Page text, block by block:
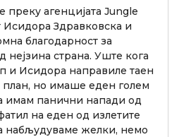
агенцијата Jungle
Исидора Здравковска и
благодарност за
нејзина страна. Уште кога
и Исидора направиле таен
план, но имаше еден голем
имам панични напади од
на еден од излетите
набљудуваме желки, немо